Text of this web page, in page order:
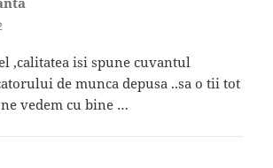
,calitatea isi spune cuvantul
de munca depusa ..sa o tii tot
vedem cu bine …